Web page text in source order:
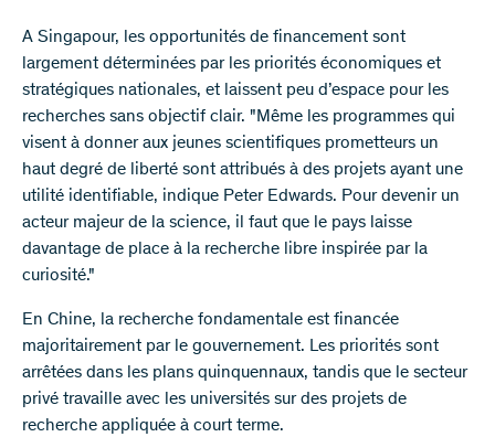
A Singapour, les opportunités de financement sont
largement déterminées par les priorités économiques et
stratégiques nationales, et laissent peu d’espace pour les
recherches sans objectif clair. "Même les programmes qui
visent à donner aux jeunes scientifiques prometteurs un
haut degré de liberté sont attribués à des projets ayant une
utilité identifiable, indique Peter Edwards. Pour devenir un
acteur majeur de la science, il faut que le pays laisse
davantage de place à la recherche libre inspirée par la
curiosité."
En Chine, la recherche fondamentale est financée
majoritairement par le gouvernement. Les priorités sont
arrêtées dans les plans quinquennaux, tandis que le secteur
privé travaille avec les universités sur des projets de
recherche appliquée à court terme.